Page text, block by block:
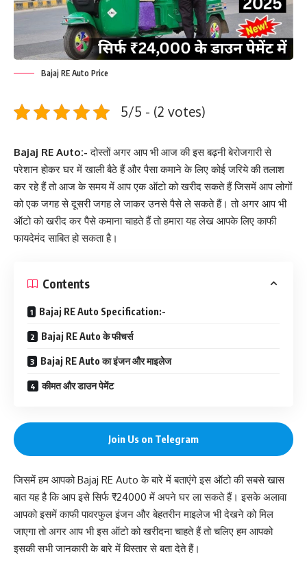
Bajaj RE Auto Price
5/5 - (2 votes)
Bajaj RE Auto:-दोस्तों अगर आप भी आज की इस बढ़नी बेरोजगारी से
परेशान होकर घर में खाली बैठे हैं और पैसा कमाने के लिए कोई जरिये की तलाश
कर रहे हैं तो आज के समय में आप एक ऑटो को खरीद सकते हैं जिसमें आप लोगों
को एक जगह से दूसरी जगह ले जाकर उनसे पैसे ले सकते हैं। तो अगर आप भी
ऑटो को खरीद कर पैसे कमाना चाहते हैं तो हमारा यह लेख आपके लिए काफी
फायदेमंद साबित हो सकता है।
Contents
Bajaj RE Auto Specification:-
Bajaj RE Auto के फीचर्स
Bajaj RE Auto का इंजन और माइलेज
कीमत और डाउन पेमेंट
Join Us on Telegram
जिसमें हम आपको Bajaj RE Auto के बारे में बताएंगे इस ऑटो की सबसे खास
बात यह है कि आप इसे सिर्फ ₹24000 में अपने घर ला सकते हैं। इसके अलावा
आपको इसमें काफी पावरफुल इंजन और बेहतरीन माइलेज भी देखने को मिल
जाएगा तो अगर आप भी इस ऑटो को खरीदना चाहते हैं तो चलिए हम आपको
इसकी सभी जानकारी के बारे में विस्तार से बता देते हैं।